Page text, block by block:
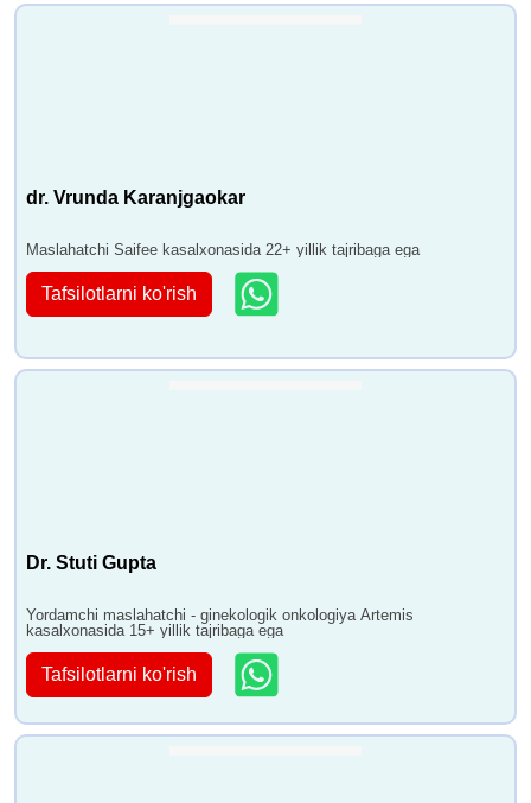
dr. Vrunda Karanjgaokar
Maslahatchi Saifee kasalxonasida 22+ yillik tajribaga ega
Tafsilotlarni ko'rish
Dr. Stuti Gupta
Yordamchi maslahatchi - ginekologik onkologiya Artemis
kasalxonasida 15+ yillik tajribaga ega
Tafsilotlarni ko'rish